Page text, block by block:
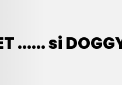
...... si